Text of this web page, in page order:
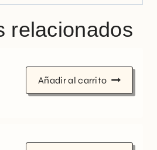
relacionados
Añadir al carrito